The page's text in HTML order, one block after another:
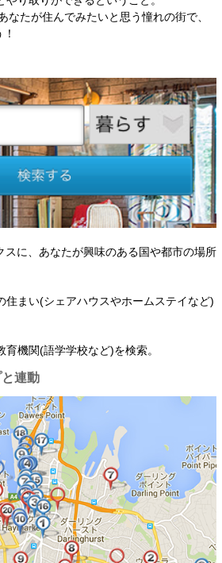
なたが住んでみたいと思う憧れの街で、
スに、あなたが興味のある国や都市の場所
住まい(シェアハウスやホームステイなど)
機関(語学学校など)を検索。
連動